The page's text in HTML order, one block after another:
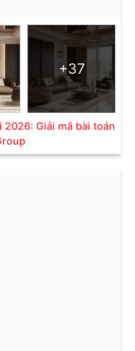
+37
Giải mã bài toán